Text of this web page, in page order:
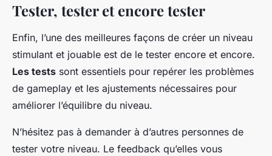
Tester, tester et encore tester
Enfin, l’une des meilleures façons de créer un niveau
stimulant et jouable est de le tester encore et encore.
Les tests sont essentiels pour repérer les problèmes
de gameplay et les ajustements nécessaires pour
améliorer l’équilibre du niveau.
N’hésitez pas à demander à d’autres personnes de
tester votre niveau. Le feedback qu’elles vous